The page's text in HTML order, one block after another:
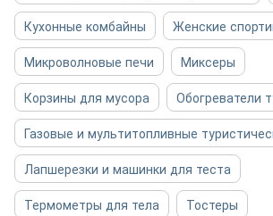
Кухонные комбайны
Женские
Микроволновые печи
Миксеры
Корзины для мусора
Обогреватели
Газовые и мультитопливные
Лапшерезки и машинки для теста
Термометры для тела
Тостеры